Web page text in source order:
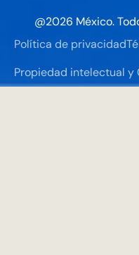
@2026 México.
Política de privacidad
Propiedad intelectual y